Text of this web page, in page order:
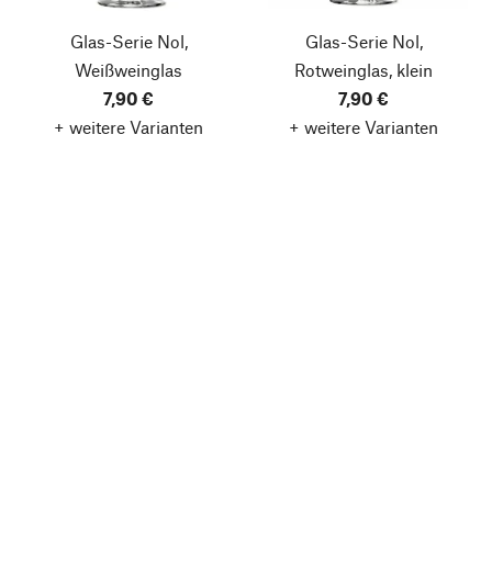
Glas-Serie Nol,
Weißweinglas
7,90 €
+ weitere Varianten
Glas-Serie Nol,
Rotweinglas, klein
7,90 €
+ weitere Varianten